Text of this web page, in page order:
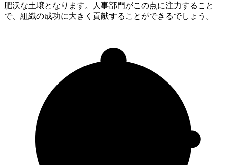
肥沃な土壌となります。人事部門がこの点に注力すること
で、組織の成功に大きく貢献することができるでしょう。